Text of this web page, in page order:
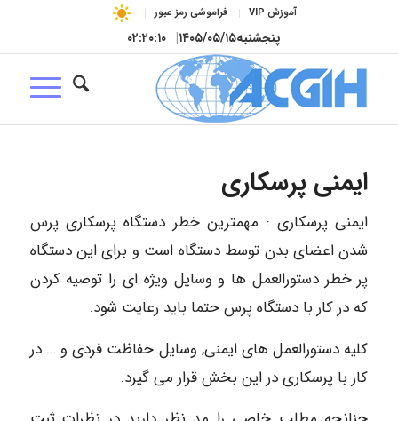
آموزش VIP فراموشی رمز عبور
پنجشنبه۱۴۰۵/۰۵/۱۵| ۰۲:۲۰:۱۰
ایمنی پرسکاری
ایمنی پرسکاری : مهمترین خطر دستگاه پرسکاری پرس
شدن اعضای بدن توسط دستگاه است و برای این دستگاه
پر خطر دستورالعمل ها و وسایل ویژه ای را توصیه کردن
که در کار با دستگاه پرس حتما باید رعایت شود.
کلیه دستورالعمل های ایمنی, وسایل حفاظت فردی و … در
کار با پرسکاری در این بخش قرار می گیرد.